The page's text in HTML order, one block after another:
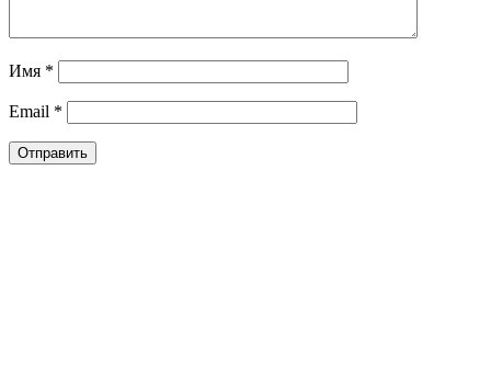
Имя *
Email *